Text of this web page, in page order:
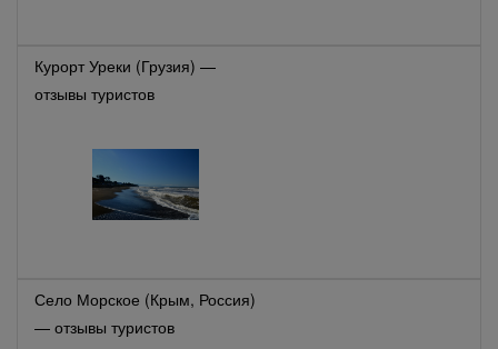
Курорт Уреки (Грузия) —
отзывы туристов
Село Морское (Крым, Россия)
— отзывы туристов